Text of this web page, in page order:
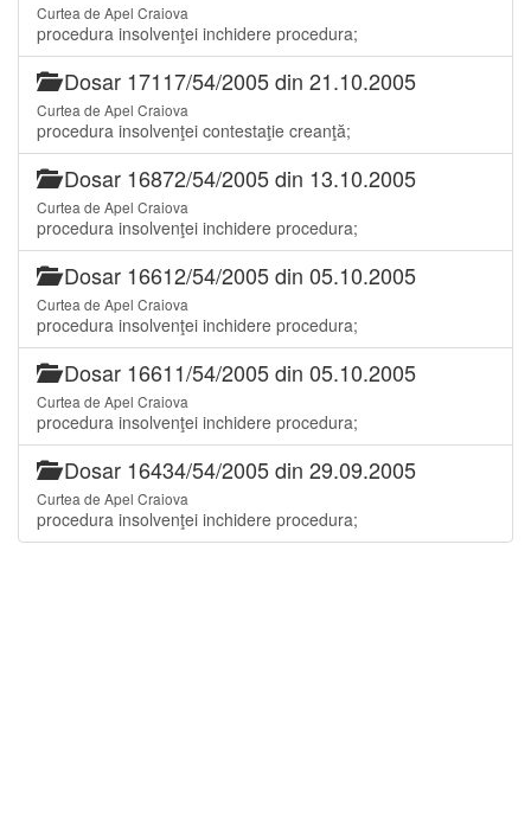
Curtea de Apel Craiova
procedura insolvenţei inchidere procedura;
Dosar 17117/54/2005 din 21.10.2005
Curtea de Apel Craiova
procedura insolvenţei contestaţie creanţă;
Dosar 16872/54/2005 din 13.10.2005
Curtea de Apel Craiova
procedura insolvenţei inchidere procedura;
Dosar 16612/54/2005 din 05.10.2005
Curtea de Apel Craiova
procedura insolvenţei inchidere procedura;
Dosar 16611/54/2005 din 05.10.2005
Curtea de Apel Craiova
procedura insolvenţei inchidere procedura;
Dosar 16434/54/2005 din 29.09.2005
Curtea de Apel Craiova
procedura insolvenţei inchidere procedura;